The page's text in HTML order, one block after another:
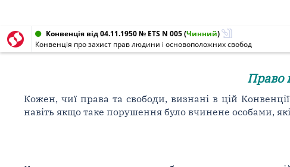
Конвенція від 04.11.1950 № ETS N 005(Чинний)
Конвенція про захист прав людини і основоположних свобод